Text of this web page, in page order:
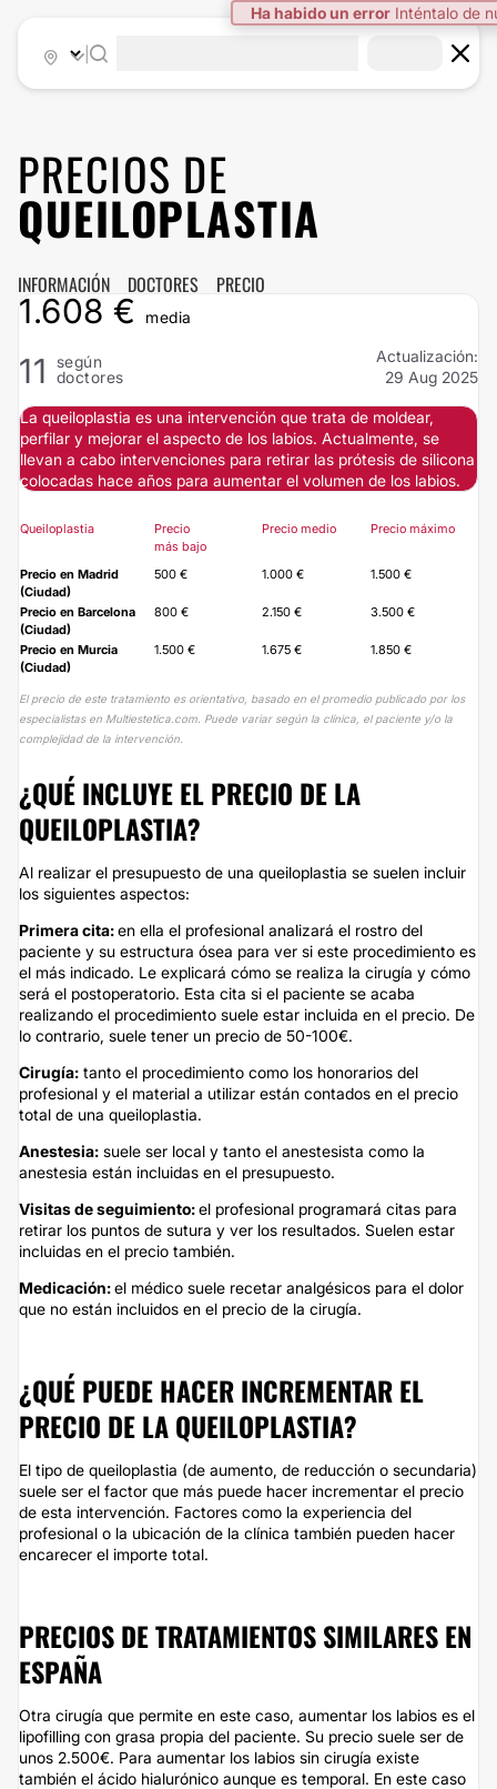
Ha habido un error Inténtalo de
PRECIOS DE
QUEILOPLASTIA
INFORMACIÓN DOCTORES PRECIO
1.608 € media
11
según
doctores
Actualización:
29 Aug 2025
La queiloplastia es una intervención que trata de moldear,
perfilar y mejorar el aspecto de los labios. Actualmente, se
llevan a cabo intervenciones para retirar las prótesis de silicona
colocadas hace años para aumentar el volumen de los labios.
Queiloplastia
Precio
más bajo
Precio medio Precio máximo
Precio en Madrid
(Ciudad)
500 € 1.000 € 1.500 €
Precio en Barcelona
(Ciudad)
800 € 2.150 € 3.500 €
Precio en Murcia
(Ciudad)
1.500 € 1.675 € 1.850 €
El precio de este tratamiento es orientativo, basado en el promedio publicado por los
especialistas en Multiestetica.com. Puede variar según la clínica, el paciente y/o la
complejidad de la intervención.
¿QUÉ INCLUYE EL PRECIO DE LA
QUEILOPLASTIA?
Al realizar el presupuesto de una queiloplastia se suelen incluir
los siguientes aspectos:
Primera cita:en ella el profesional analizará el rostro del
paciente y su estructura ósea para ver si este procedimiento es
el más indicado. Le explicará cómo se realiza la cirugía y cómo
será el postoperatorio. Esta cita si el paciente se acaba
realizando el procedimiento suele estar incluida en el precio. De
lo contrario, suele tener un precio de 50-100€.
Cirugía: tanto el procedimiento como los honorarios del
profesional y el material a utilizar están contados en el precio
total de una queiloplastia.
Anestesia: suele ser local y tanto el anestesista como la
anestesia están incluidas en el presupuesto.
Visitas de seguimiento:el profesional programará citas para
retirar los puntos de sutura y ver los resultados. Suelen estar
incluidas en el precio también.
Medicación:el médico suele recetar analgésicos para el dolor
que no están incluidos en el precio de la cirugía.
¿QUÉ PUEDE HACER INCREMENTAR EL
PRECIO DE LA QUEILOPLASTIA?
El tipo de queiloplastia (de aumento, de reducción o secundaria)
suele ser el factor que más puede hacer incrementar el precio
de esta intervención. Factores como la experiencia del
profesional o la ubicación de la clínica también pueden hacer
encarecer el importe total.
PRECIOS DE TRATAMIENTOS SIMILARES EN
ESPAÑA
Otra cirugía que permite en este caso, aumentar los labios es el
lipofilling con grasa propia del paciente. Su precio suele ser de
unos 2.500€. Para aumentar los labios sin cirugía existe
también el ácido hialurónico aunque es temporal. En este caso